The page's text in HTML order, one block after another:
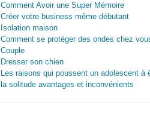
Comment Avoir une Super Mémoire
Créer votre business même débutant
Isolation maison
Comment se protéger des ondes chez
Couple
Dresser son chien
Les raisons qui poussent un adolescent à
la solitude avantages et inconvénients